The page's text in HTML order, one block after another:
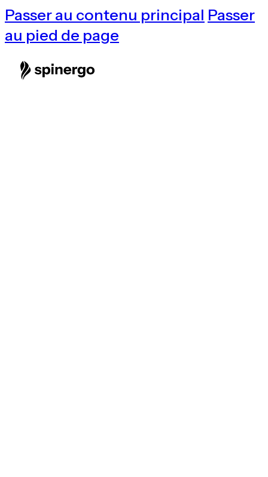
Passer au contenu principal Passer
au pied de page